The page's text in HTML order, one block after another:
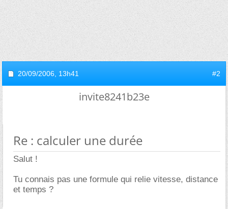
20/09/2006, 13h41 #2
invite8241b23e
Re : calculer une durée
Salut !
Tu connais pas une formule qui relie vitesse, distance
et temps ?